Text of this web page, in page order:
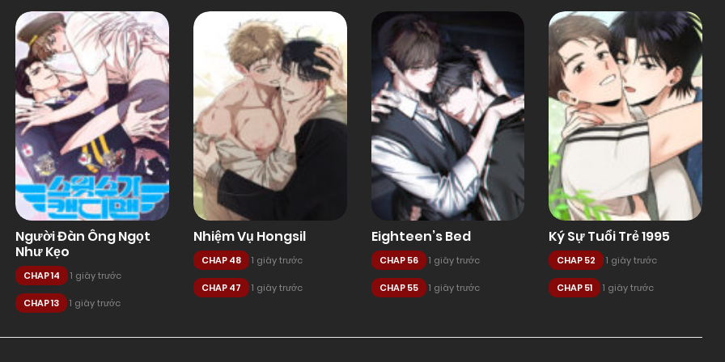
Người Đàn Ông Ngọt
Như Kẹo
CHAP 14 1 giây trước
CHAP 13 1 giây trước
Nhiệm Vụ Hongsil
CHAP 48 1 giây trước
CHAP 47 1 giây trước
Eighteen’s Bed
CHAP 56 1 giây trước
CHAP 55 1 giây trước
Ký Sự Tuổi Trẻ 1995
CHAP 52 1 giây trước
CHAP 51 1 giây trước